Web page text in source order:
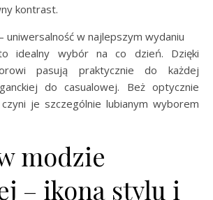
kontrast.
– uniwersalność w najlepszym wydaniu
idealny wybór na co dzień. Dzięki
pasują praktycznie do każdej
do casualowej. Beż optycznie
je szczególnie lubianym wyborem
modzie
– ikona stylu i